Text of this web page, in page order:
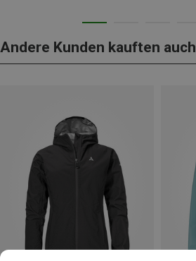
Andere Kunden kauften auch